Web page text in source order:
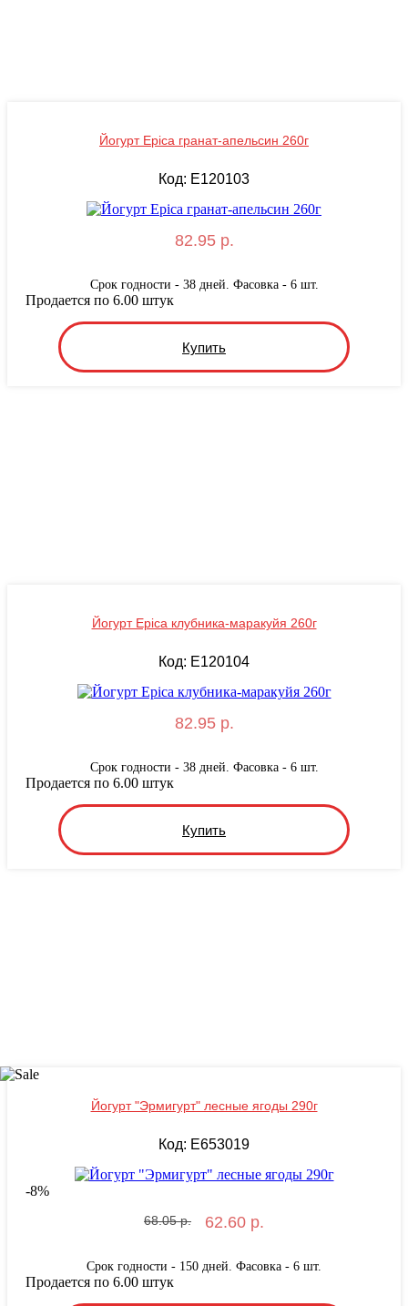
Йогурт Epica гранат-апельсин 260г
Код: E120103
82.95 р.
Срок годности - 38 дней. Фасовка - 6 шт.
Купить
Продается по 6.00 штук
Йогурт Epica клубника-маракуйя 260г
Код: E120104
82.95 р.
Срок годности - 38 дней. Фасовка - 6 шт.
Купить
Продается по 6.00 штук
Йогурт "Эрмигурт" лесные ягоды 290г
Код: E653019
-8%
68.05 р. 62.60 р.
Срок годности - 150 дней. Фасовка - 6 шт.
Продается по 6.00 штук